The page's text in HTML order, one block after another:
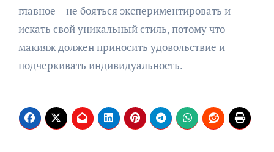
главное – не бояться экспериментировать и
искать свой уникальный стиль, потому что
макияж должен приносить удовольствие и
подчеркивать индивидуальность.